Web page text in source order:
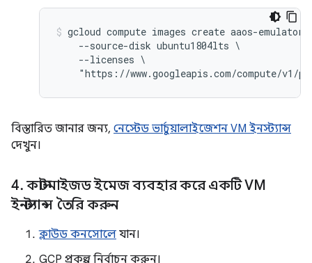
gcloud compute images create aaos-
    --source-disk ubuntu1804lts \
    --licenses \
বিস্তারিত জানার জন্য, নেস্টেড ভার্চুয়ালাইজেশন VM ইনস্ট্যান্স
দেখুন।
4. কাস্টমাইজড ইমেজ ব্যবহার করে একটি VM
ইনস্ট্যান্স তৈরি করুন
ক্লাউড কনসোলে যান।
GCP প্রকল্প নির্বাচন করুন।